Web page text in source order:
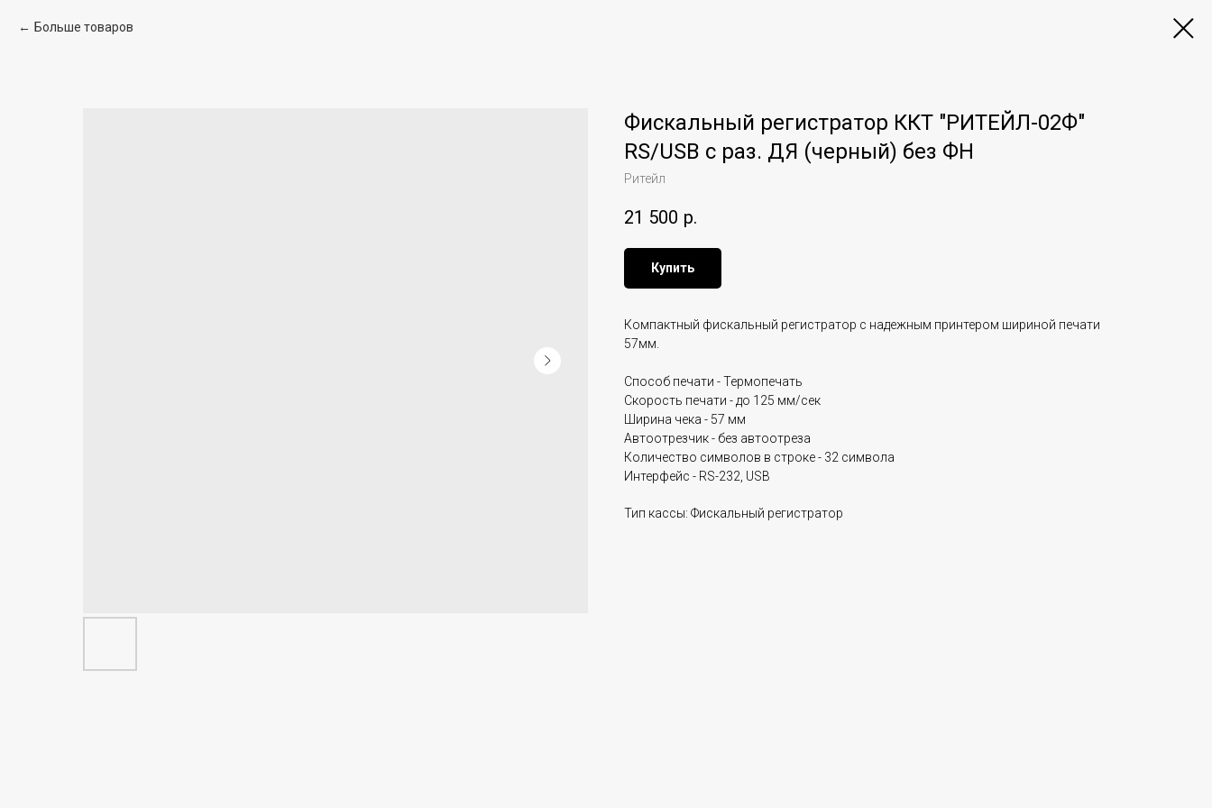
Больше товаров
Фискальный регистратор ККТ "РИТЕЙЛ-02Ф"
RS/USB с раз. ДЯ (черный) без ФН
Ритейл
21 500 р.
Купить
Компактный фискальный регистратор с надежным принтером шириной печати
57мм.
Способ печати - Термопечать
Скорость печати - до 125 мм/сек
Ширина чека - 57 мм
Автоотрезчик - без автоотреза
Количество символов в строке - 32 символа
Интерфейс - RS-232, USB
Тип кассы: Фискальный регистратор